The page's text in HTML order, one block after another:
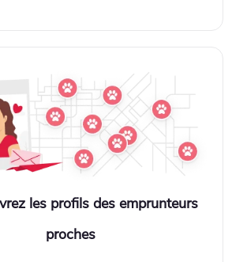
les profils des emprunteurs
proches